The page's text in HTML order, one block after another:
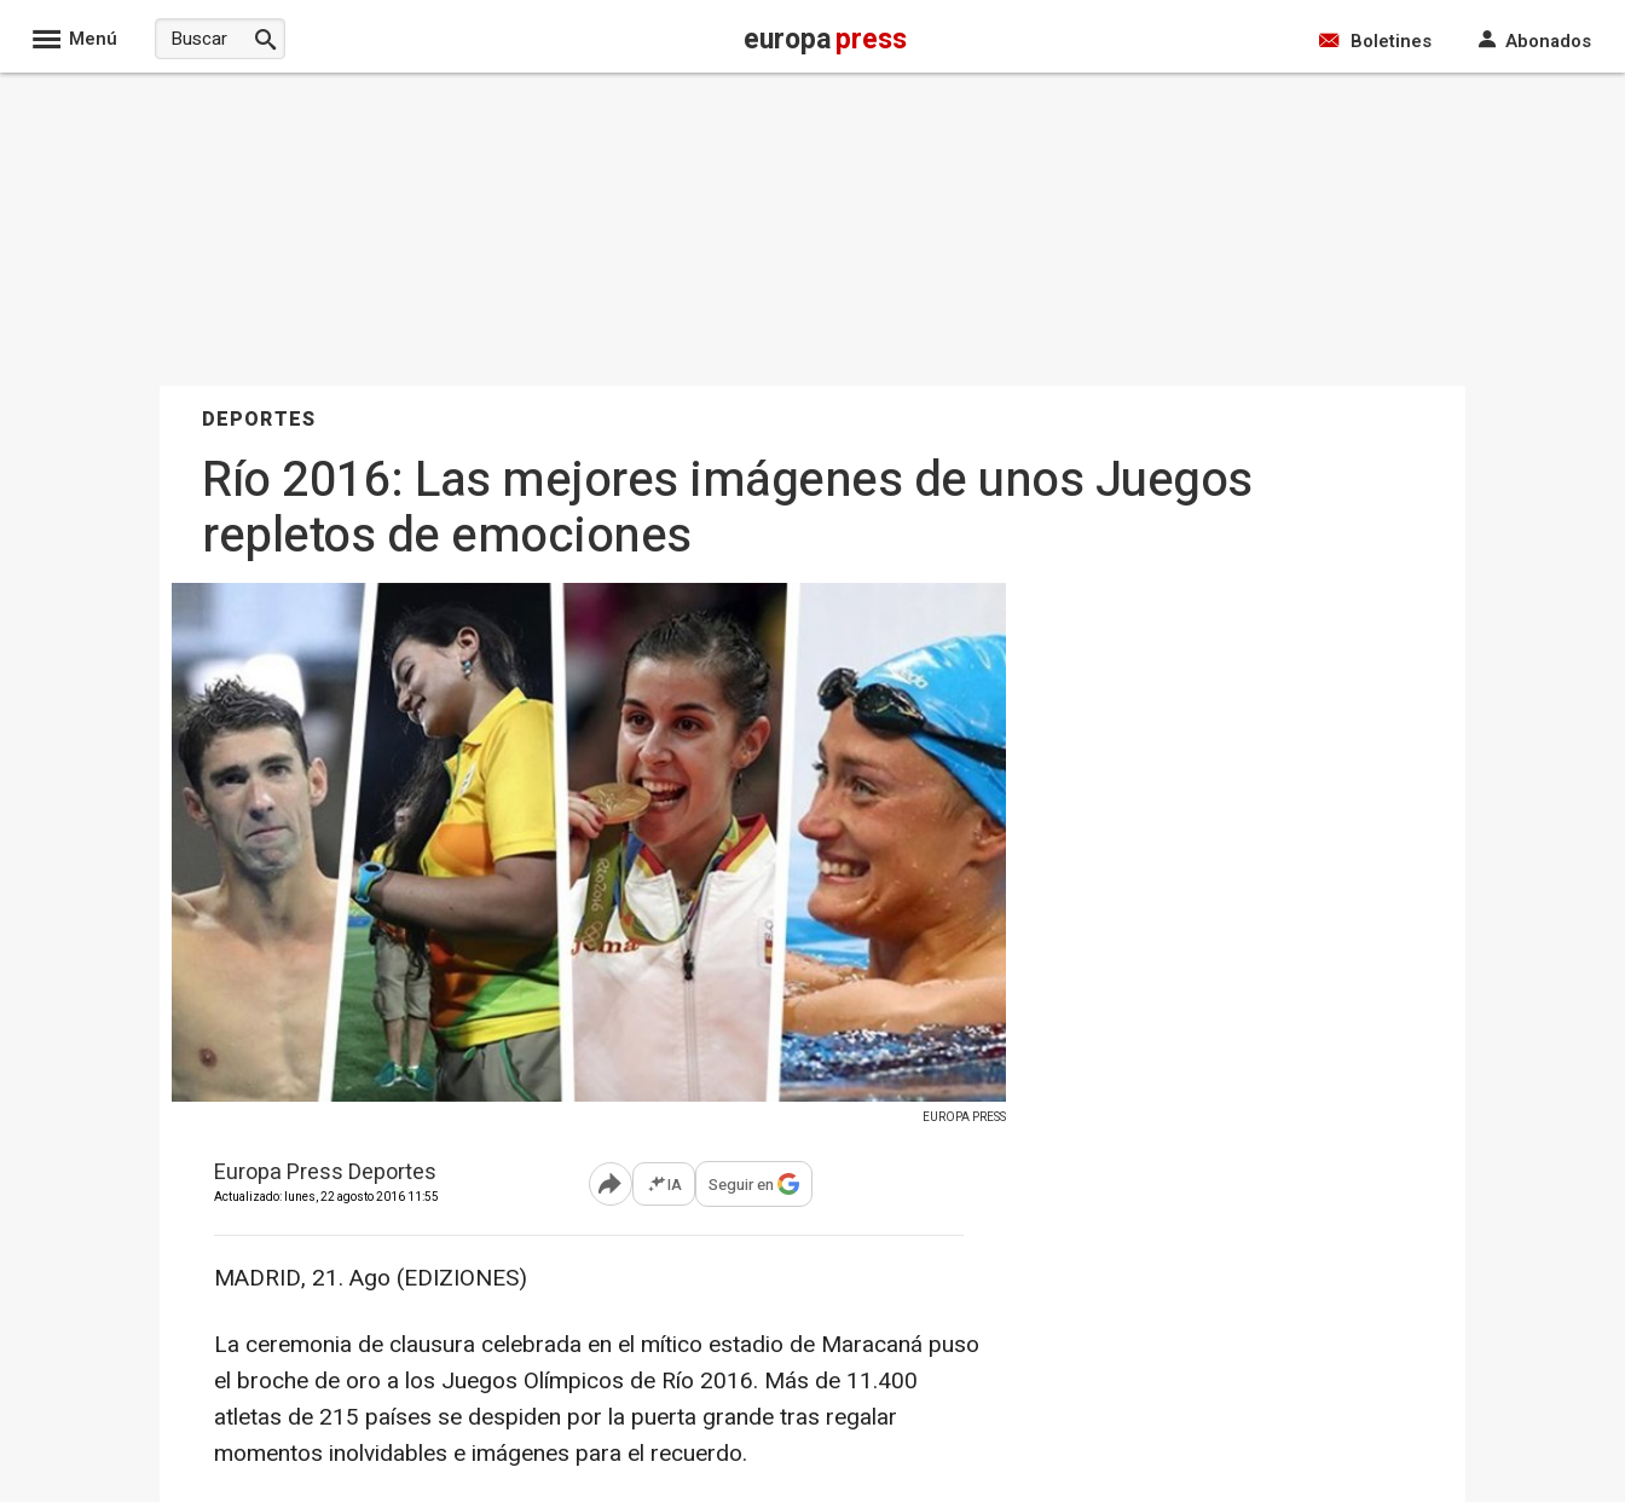
Menú europapress Boletines Abonados
DEPORTES
Río 2016: Las mejores imágenes de unos Juegos
repletos de emociones
EUROPA PRESS
Europa Press Deportes
Actualizado: lunes, 22 agosto 2016 11:55 Abrir opciones para compartir
IA Seguir en
MADRID, 21. Ago (EDIZIONES)
La ceremonia de clausura celebrada en el mítico estadio de Maracaná puso
el broche de oro a los Juegos Olímpicos de Río 2016. Más de 11.400
atletas de 215 países se despiden por la puerta grande tras regalar
momentos inolvidables e imágenes para el recuerdo.